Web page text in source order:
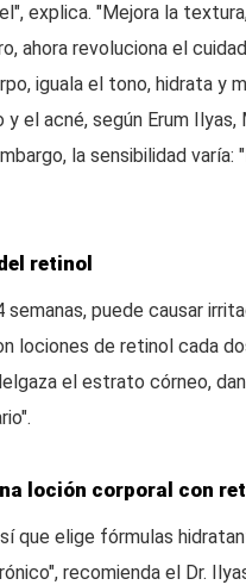
explica. "Mejora la
ahora revoluciona el
iguala el tono, hidrata y
el acné, según Erum
la sensibilidad
retinol
semanas, puede causar
lociones de retinol cada
el estrato córneo,
loción corporal con
que elige fórmulas
recomienda el Dr.